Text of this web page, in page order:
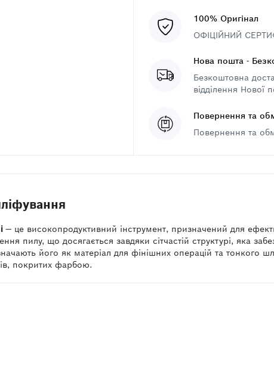
100% Оригінал
ОФІЦІЙНИЙ
Нова пошта -
Безкоштовна
відділення Нової
Повернення та
Повернення та
— це високопродуктивний інструмент, призначений для
пилу, що досягається завдяки сітчастій структурі, яка
його як матеріал для фінішних операцій та тонкого
покритих фарбою.